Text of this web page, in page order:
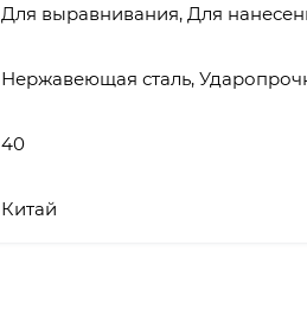
Для выравнивания, Для
Нержавеющая сталь,
40
Китай